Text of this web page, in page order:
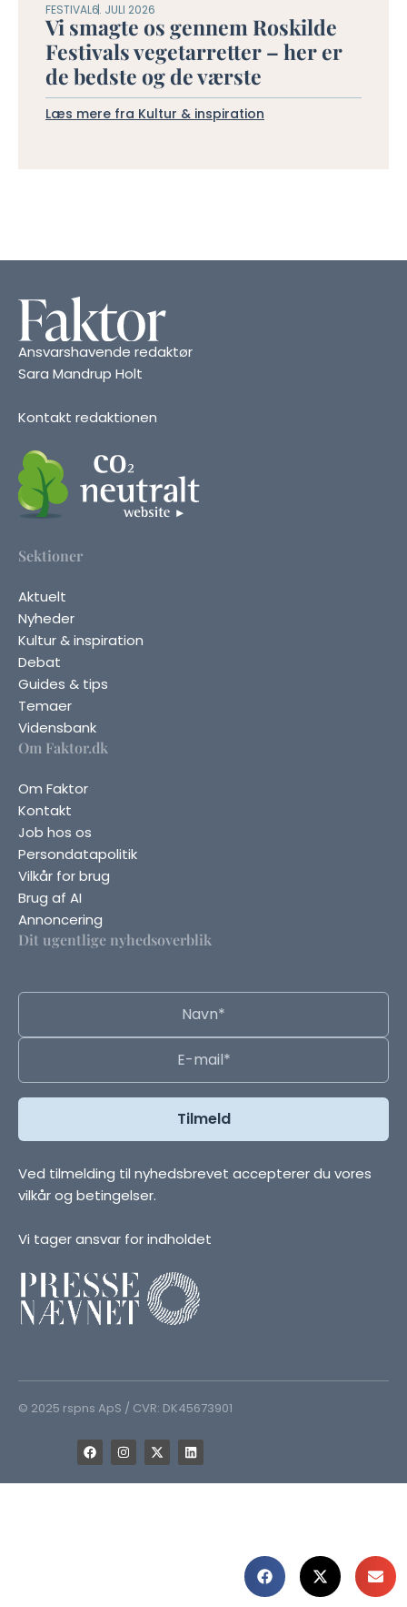
FESTIVAL6. JULI 2026
Vi smagte os gennem Roskilde
Festivals vegetarretter – her er
de bedste og de værste
Læs mere fra Kultur & inspiration
Ansvarshavende redaktør
Sara Mandrup Holt
Kontakt redaktionen
Sektioner
Aktuelt
Nyheder
Kultur & inspiration
Debat
Guides & tips
Temaer
Vidensbank
Om Faktor.dk
Om Faktor
Kontakt
Job hos os
Persondatapolitik
Vilkår for brug
Brug af AI
Annoncering
Dit ugentlige nyhedsoverblik
Ved tilmelding til nyhedsbrevet accepterer du vores
vilkår og betingelser.
Vi tager ansvar for indholdet
© 2025 rspns ApS / CVR: DK45673901